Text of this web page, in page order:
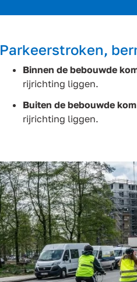
Parkeerstroken,
Binnen de bebouwde
rijrichting liggen.
Buiten de bebouwde kom
rijrichting liggen.